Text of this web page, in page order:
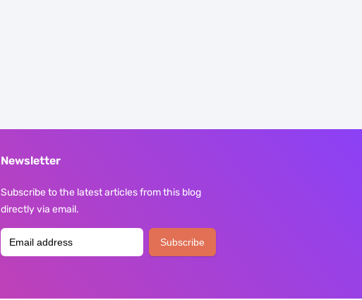
Newsletter
Subscribe to the latest articles from this blog
directly via email.